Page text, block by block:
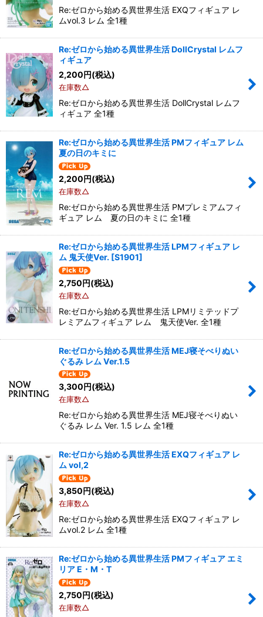
Re:ゼロから始める異世界生活 EXQフィギュア レ
ムvol.3 レム 全1種
Re:ゼロから始める異世界生活 DollCrystal レムフ
ィギュア
2,200円(税込)
在庫数△
Re:ゼロから始める異世界生活 DollCrystal レムフ
ィギュア 全1種
Re:ゼロから始める異世界生活 PMフィギュア レム
夏の日のキミに
2,200円(税込)
在庫数△
Re:ゼロから始める異世界生活 PMプレミアムフィ
ギュア レム 夏の日のキミに 全1種
Re:ゼロから始める異世界生活 LPMフィギュア レ
ム 鬼天使Ver. [S1901]
2,750円(税込)
在庫数△
Re:ゼロから始める異世界生活 LPMリミテッドプ
レミアムフィギュア レム 鬼天使Ver. 全1種
Re:ゼロから始める異世界生活 MEJ寝そべりぬい
ぐるみ レム Ver.1.5
3,300円(税込)
在庫数△
Re:ゼロから始める異世界生活 MEJ寝そべりぬい
ぐるみ レム Ver. 1.5 レム 全1種
Re:ゼロから始める異世界生活 EXQフィギュア レ
ム vol,2
3,850円(税込)
在庫数△
Re:ゼロから始める異世界生活 EXQフィギュア レ
ムvol.2 レム 全1種
Re:ゼロから始める異世界生活 PMフィギュア エミ
リア E・M・T
2,750円(税込)
在庫数△